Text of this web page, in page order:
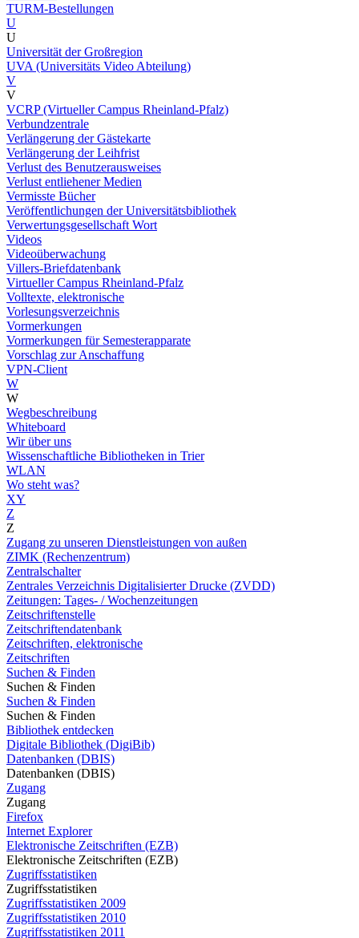
TURM-Bestellungen
U
U
Universität der Großregion
UVA (Universitäts Video Abteilung)
V
V
VCRP (Virtueller Campus Rheinland-Pfalz)
Verbundzentrale
Verlängerung der Gästekarte
Verlängerung der Leihfrist
Verlust des Benutzerausweises
Verlust entliehener Medien
Vermisste Bücher
Veröffentlichungen der Universitätsbibliothek
Verwertungsgesellschaft Wort
Videos
Videoüberwachung
Villers-Briefdatenbank
Virtueller Campus Rheinland-Pfalz
Volltexte, elektronische
Vorlesungsverzeichnis
Vormerkungen
Vormerkungen für Semesterapparate
Vorschlag zur Anschaffung
VPN-Client
W
W
Wegbeschreibung
Whiteboard
Wir über uns
Wissenschaftliche Bibliotheken in Trier
WLAN
Wo steht was?
XY
Z
Z
Zugang zu unseren Dienstleistungen von außen
ZIMK (Rechenzentrum)
Zentralschalter
Zentrales Verzeichnis Digitalisierter Drucke (ZVDD)
Zeitungen: Tages- / Wochenzeitungen
Zeitschriftenstelle
Zeitschriftendatenbank
Zeitschriften, elektronische
Zeitschriften
Suchen & Finden
Suchen & Finden
Suchen & Finden
Suchen & Finden
Bibliothek entdecken
Digitale Bibliothek (DigiBib)
Datenbanken (DBIS)
Datenbanken (DBIS)
Zugang
Zugang
Firefox
Internet Explorer
Elektronische Zeitschriften (EZB)
Elektronische Zeitschriften (EZB)
Zugriffsstatistiken
Zugriffsstatistiken
Zugriffsstatistiken 2009
Zugriffsstatistiken 2010
Zugriffsstatistiken 2011